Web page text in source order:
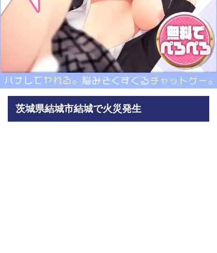
茨城県結城市結城で火災発生